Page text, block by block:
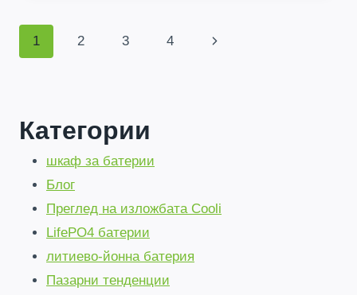
СКЛАД,
Навигация
Страницата
1 2 3 4
Следваща
Категории
шкаф за батерии
Блог
Преглед на изложбата Cooli
LifePO4 батерии
литиево-йонна батерия
Пазарни тенденции